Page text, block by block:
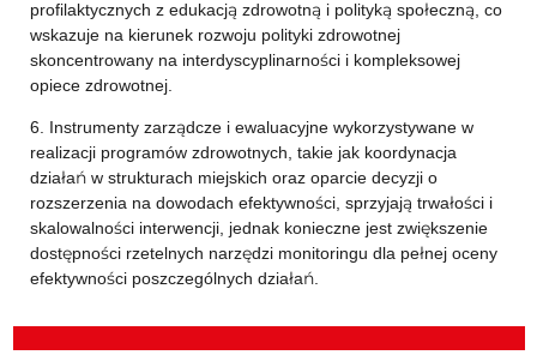
profilaktycznych z edukacją zdrowotną i polityką społeczną, co
wskazuje na kierunek rozwoju polityki zdrowotnej
skoncentrowany na interdyscyplinarności i kompleksowej
opiece zdrowotnej.
6. Instrumenty zarządcze i ewaluacyjne wykorzystywane w
realizacji programów zdrowotnych, takie jak koordynacja
działań w strukturach miejskich oraz oparcie decyzji o
rozszerzenia na dowodach efektywności, sprzyjają trwałości i
skalowalności interwencji, jednak konieczne jest zwiększenie
dostępności rzetelnych narzędzi monitoringu dla pełnej oceny
efektywności poszczególnych działań.